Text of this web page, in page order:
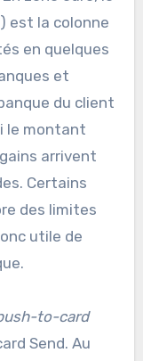
est la colonne
en quelques
et
du client
le montant
arrivent
Certains
des limites
utile de
to-card
Send. Au